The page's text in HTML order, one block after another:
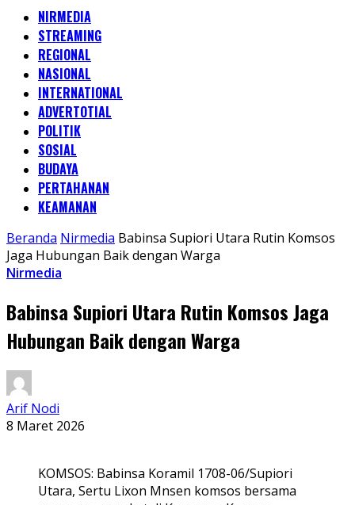
NIRMEDIA
STREAMING
REGIONAL
NASIONAL
INTERNATIONAL
ADVERTOTIAL
POLITIK
SOSIAL
BUDAYA
PERTAHANAN
KEAMANAN
Beranda Nirmedia Babinsa Supiori Utara Rutin Komsos
Jaga Hubungan Baik dengan Warga
Nirmedia
Babinsa Supiori Utara Rutin Komsos Jaga
Hubungan Baik dengan Warga
Arif Nodi
8 Maret 2026
KOMSOS: Babinsa Koramil 1708-06/Supiori
Utara, Sertu Lixon Mnsen komsos bersama